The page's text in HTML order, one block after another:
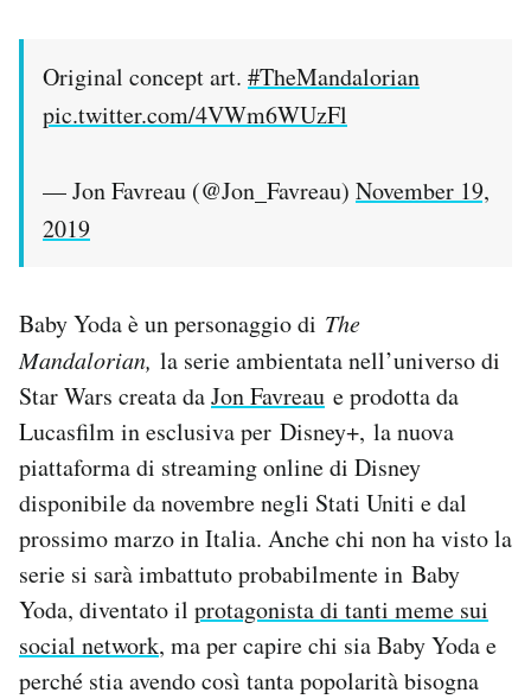
Hai bisogno di aiuto?
Esci
Original concept art. #TheMandalorian
pic.twitter.com/4VWm6WUzFl
— Jon Favreau (@Jon_Favreau) November 19,
2019
Baby Yoda è un personaggio di The
Mandalorian, la serie ambientata nell’universo di
Star Wars creata daJon Favreau e prodotta da
Lucasfilm in esclusiva per Disney+, la nuova
piattaforma di streaming online di Disney
disponibile da novembre negli Stati Uniti e dal
prossimo marzo in Italia. Anche chi non ha visto la
serie si sarà imbattuto probabilmente in Baby
Yoda, diventato il protagonista di tanti meme sui
social network, ma per capire chi sia Baby Yoda e
perché stia avendo così tanta popolarità bisogna